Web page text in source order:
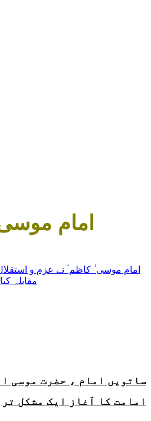
امام
ساتویں امام ، حضرت موسی
امامت کا آغاز ایک مشکل